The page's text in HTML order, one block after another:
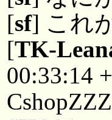
[sf] これ
[TK-
00:33:14 +